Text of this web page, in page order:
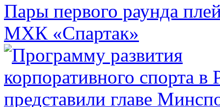
Пары первого раунда
МХК «Спартак»